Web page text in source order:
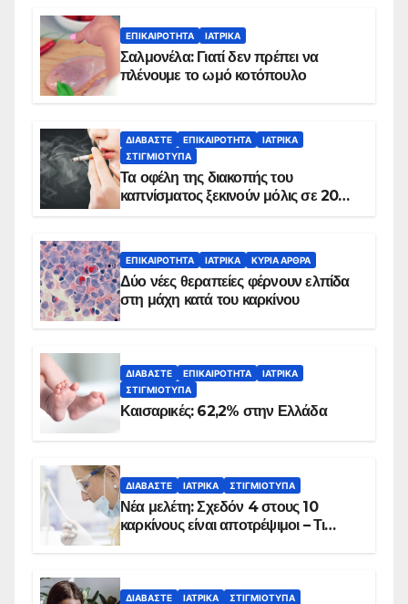
ΕΠΙΚΑΙΡΌΤΗΤΑ ΙΑΤΡΙΚΆ
Σαλμονέλα: Γιατί δεν πρέπει να
πλένουμε το ωμό κοτόπουλο
ΔΙΑΒΆΣΤΕ ΕΠΙΚΑΙΡΌΤΗΤΑ
ΙΑΤΡΙΚΆ
ΣΤΙΓΜΙΌΤΥΠΑ
Τα οφέλη της διακοπής του
καπνίσματος ξεκινούν μόλις σε 20
ΕΠΙΚΑΙΡΌΤΗΤΑ ΙΑΤΡΙΚΆ ΚΥΡΙΑ ΑΡΘΡΑ
Δύο νέες θεραπείες φέρνουν ελπίδα
στη μάχη κατά του καρκίνου
ΔΙΑΒΆΣΤΕ ΕΠΙΚΑΙΡΌΤΗΤΑ
ΙΑΤΡΙΚΆ
ΣΤΙΓΜΙΌΤΥΠΑ
Καισαρικές: 62,2% στην Ελλάδα
ΔΙΑΒΆΣΤΕ ΙΑΤΡΙΚΆ ΣΤΙΓΜΙΌΤΥΠΑ
Νέα μελέτη: Σχεδόν 4 στους 10
καρκίνους είναι αποτρέψιμοι – Τι
ΔΙΑΒΆΣΤΕ ΙΑΤΡΙΚΆ ΣΤΙΓΜΙΌΤΥΠΑ